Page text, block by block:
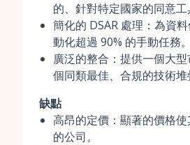
的、針對特定國家的同意工
簡化的 DSAR 處理：為資
動化超過 90% 的手動任務。
廣泛的整合：提供一個大
個同類最佳、合規的技術堆
缺點
高昂的定價：顯著的價格
的公司。